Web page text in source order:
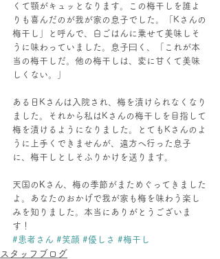
くて顎がキュッとなります。この梅干しを誰よ
りも喜んだのが我が家の息子でした。「Kさんの
梅干し」と呼んで、白ごはんに乗せて美味しそ
うに味わっていました。息子曰く、「これが本
当の梅干しだ。他の梅干しは、変に甘くて美味
しくない。」
ある日Kさんは入院され、梅を漬けられなくなり
ました。それから私はKさんの梅干しを目指して
梅を漬けるようになりました。とてもKさんのよ
うに上手くできませんが、遠方へ行った息子
に、梅干しとしそふりかけを送ります。
天国のKさん、梅の季節がまためぐってきました
よ。あなたのおかげで我が家も梅を味わう楽し
みを知りました。本当にありがとうございま
す！
#患者さん #笑顔 #優しさ #梅干し
スタッフブログ